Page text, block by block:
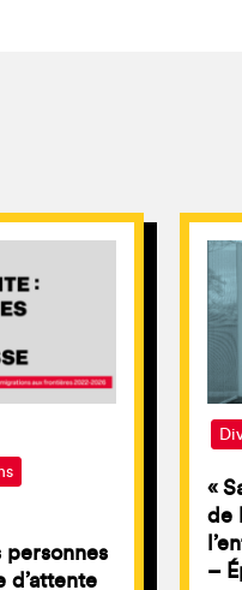
personnes
d’attente
«
de
–